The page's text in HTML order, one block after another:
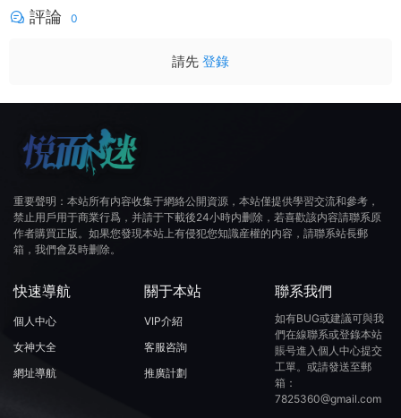
評論 0
請先 登錄
重要聲明：本站所有内容收集于網絡公開資源，本站僅提供學習交流和參考，
禁止用戶用于商業行爲，并請于下載後24小時内删除，若喜歡該内容請聯系原
作者購買正版。如果您發現本站上有侵犯您知識産權的内容，請聯系站長郵
箱，我們會及時删除。
快速導航
個人中心
女神大全
網址導航
關于本站
VIP介紹
客服咨詢
推廣計劃
聯系我們
如有BUG或建議可與我
們在線聯系或登錄本站
賬号進入個人中心提交
工單。或請發送至郵
箱：
7825360@gmail.com